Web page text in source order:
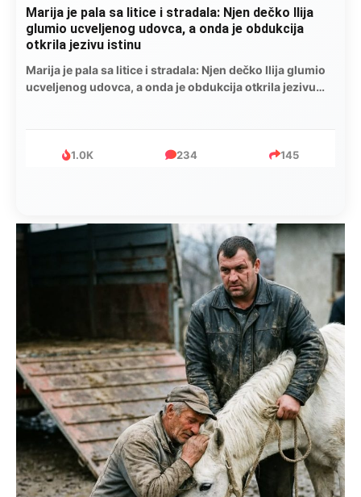
Kad se Marin suprug razbolio ona ga kupala,
pelene mu mijenjala: Jedno jutro je poslao po
čokoladu..
Kad se Marin suprug razbolio ona ga kupala, pelene mu
mijenjala: Jedno jutro je poslao po čokoladu..
999 321 234